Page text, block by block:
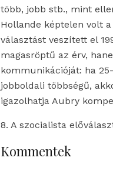
több, jobb stb., mint
Hollande képtelen volt
választást veszített el
magasröptű az érv,
kommunikációját: ha
jobboldali többségű,
igazolhatja Aubry
8. A szocialista
Kommentek